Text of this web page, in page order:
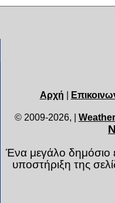
Αρχή |
© 2009-2026, |
Ένα μεγάλο δημόσιο
υποστήριξη της